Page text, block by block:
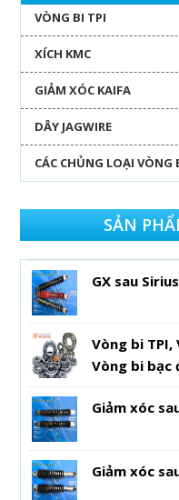
VÒNG BI TPI
XÍCH KMC
GIẢM XÓC KAIFA
DÂY JAGWIRE
CÁC CHỦNG LOẠI VÒNG
SẢN
GX sau
Vòng bi
Vòng bi bạc
Giảm xóc
Giảm xóc